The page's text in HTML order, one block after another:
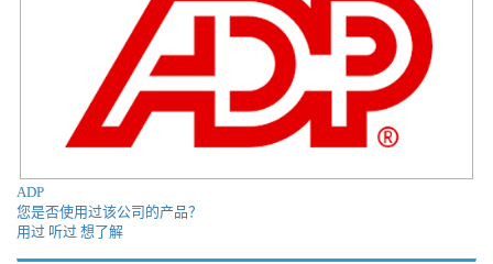
营利机构实操 AI 工具，提高公益效率。 AI for Economic
Opportunity Demo Day —— 联合 GitLab Foundation 展示 AI 在教
育、公共服务、社会公平等领域的潜力。 华盛顿 DC 研究工作坊
—— 邀请经济学者与政策制定者，共同建立指标体系，评估 AI 对
就业与生产力的长期影响。 这些实践动作强化了 OpenAI 的外部形
象：它不仅是一家技术公司，更是一家主动承担社会责任的机构。
“机会”还是“幻觉”？ 在市场层面，OpenAI 的雄心显而易见。通过招
将“AI 流利度”打造成人才市场的“新英语”。而通过公益与研究，它
也在争取舆论与政策的支持。 但问题是，AI 能否真的创造“新的工
作”，还是仅仅提高了部分人的效率？OpenAI 的回应是：即便部分
ADP
您是否使用过该公司的产品？
用过 听过 想了解